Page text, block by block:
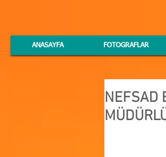
ANASAYFA FOTOGRAFLAR
NEFSAD